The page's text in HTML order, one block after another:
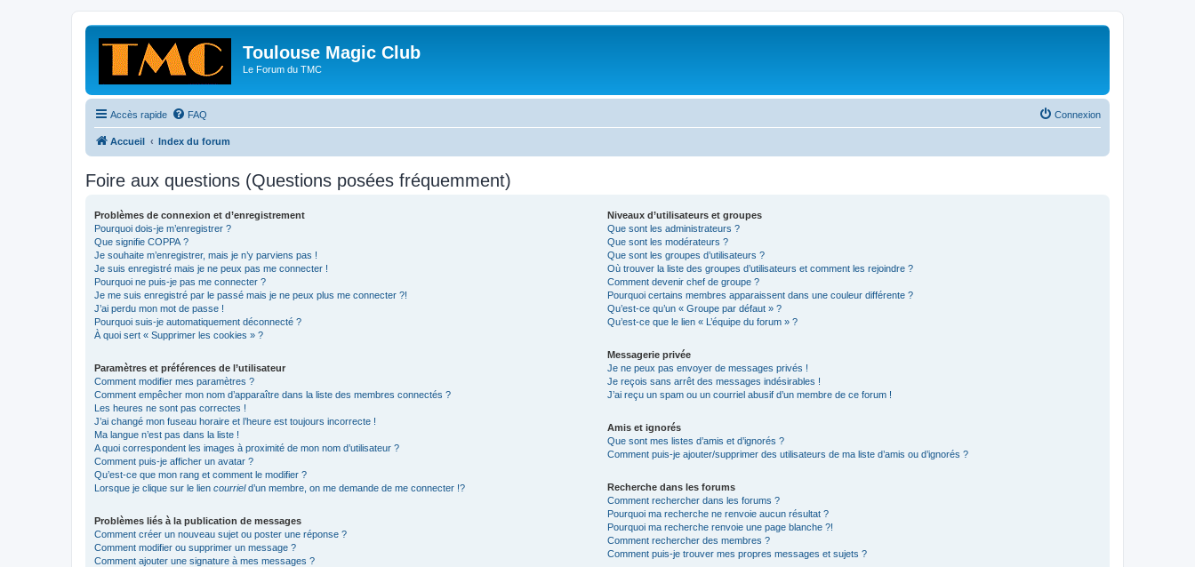
Toulouse Magic Club
Le Forum du TMC
Accès rapide FAQ Connexion
Accueil Index du forum
Foire aux questions (Questions posées fréquemment)
Problèmes de connexion et d’enregistrement
Pourquoi dois-je m’enregistrer ?
Que signifie COPPA ?
Je souhaite m’enregistrer, mais je n’y parviens pas !
Je suis enregistré mais je ne peux pas me connecter !
Pourquoi ne puis-je pas me connecter ?
Je me suis enregistré par le passé mais je ne peux plus me connecter ?!
J’ai perdu mon mot de passe !
Pourquoi suis-je automatiquement déconnecté ?
À quoi sert « Supprimer les cookies » ?
Paramètres et préférences de l’utilisateur
Comment modifier mes paramètres ?
Comment empêcher mon nom d’apparaître dans la liste des membres connectés ?
Les heures ne sont pas correctes !
J’ai changé mon fuseau horaire et l’heure est toujours incorrecte !
Ma langue n’est pas dans la liste !
A quoi correspondent les images à proximité de mon nom d’utilisateur ?
Comment puis-je afficher un avatar ?
Qu’est-ce que mon rang et comment le modifier ?
Lorsque je clique sur le lien courrield’un membre, on me demande de me connecter !?
Problèmes liés à la publication de messages
Comment créer un nouveau sujet ou poster une réponse ?
Comment modifier ou supprimer un message ?
Comment ajouter une signature à mes messages ?
Niveaux d’utilisateurs et groupes
Que sont les administrateurs ?
Que sont les modérateurs ?
Que sont les groupes d’utilisateurs ?
Où trouver la liste des groupes d’utilisateurs et comment les rejoindre ?
Comment devenir chef de groupe ?
Pourquoi certains membres apparaissent dans une couleur différente ?
Qu’est-ce qu’un « Groupe par défaut » ?
Qu’est-ce que le lien « L’équipe du forum » ?
Messagerie privée
Je ne peux pas envoyer de messages privés !
Je reçois sans arrêt des messages indésirables !
J’ai reçu un spam ou un courriel abusif d’un membre de ce forum !
Amis et ignorés
Que sont mes listes d’amis et d’ignorés ?
Comment puis-je ajouter/supprimer des utilisateurs de ma liste d’amis ou d’ignorés ?
Recherche dans les forums
Comment rechercher dans les forums ?
Pourquoi ma recherche ne renvoie aucun résultat ?
Pourquoi ma recherche renvoie une page blanche ?!
Comment rechercher des membres ?
Comment puis-je trouver mes propres messages et sujets ?